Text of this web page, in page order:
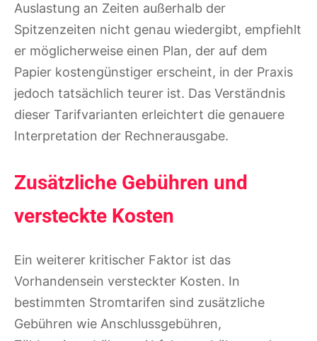
Auslastung an Zeiten außerhalb der
Spitzenzeiten nicht genau wiedergibt, empfiehlt
er möglicherweise einen Plan, der auf dem
Papier kostengünstiger erscheint, in der Praxis
jedoch tatsächlich teurer ist. Das Verständnis
dieser Tarifvarianten erleichtert die genauere
Interpretation der Rechnerausgabe.
Zusätzliche Gebühren und
versteckte Kosten
Ein weiterer kritischer Faktor ist das
Vorhandensein versteckter Kosten. In
bestimmten Stromtarifen sind zusätzliche
Gebühren wie Anschlussgebühren,